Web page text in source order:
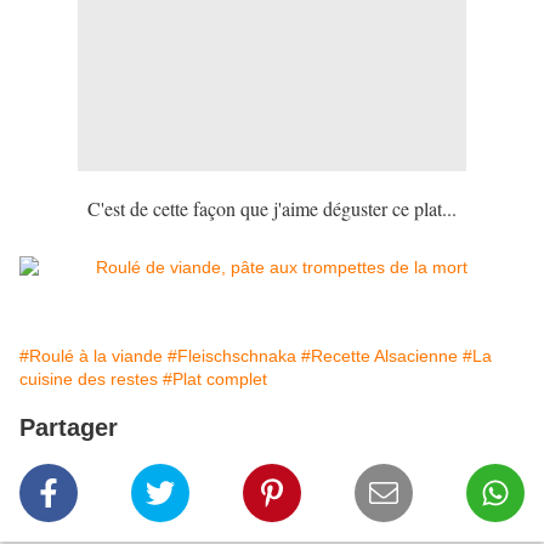
C'est de cette façon que j'aime déguster ce plat...
#Roulé à la viande #Fleischschnaka #Recette Alsacienne #La
cuisine des restes #Plat complet
Partager